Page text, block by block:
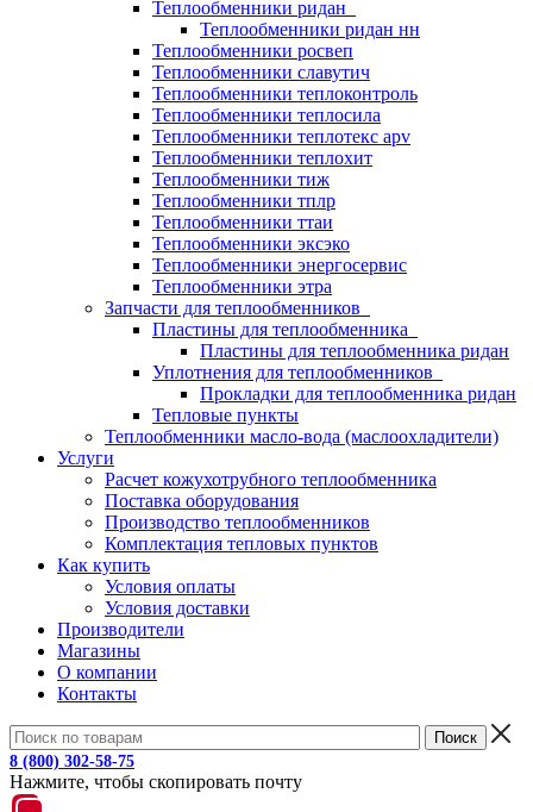
Теплообменники ридан
Теплообменники ридан нн
Теплообменники росвеп
Теплообменники славутич
Теплообменники теплоконтроль
Теплообменники теплосила
Теплообменники теплотекс apv
Теплообменники теплохит
Теплообменники тиж
Теплообменники тплр
Теплообменники ттаи
Теплообменники эксэко
Теплообменники энергосервис
Теплообменники этра
Запчасти для теплообменников
Пластины для теплообменника
Пластины для теплообменника ридан
Уплотнения для теплообменников
Прокладки для теплообменника ридан
Тепловые пункты
Теплообменники масло-вода (маслоохладители)
Услуги
Расчет кожухотрубного теплообменника
Поставка оборудования
Производство теплообменников
Комплектация тепловых пунктов
Как купить
Условия оплаты
Условия доставки
Производители
Магазины
О компании
Контакты
8 (800) 302-58-75
Нажмите, чтобы скопировать почту